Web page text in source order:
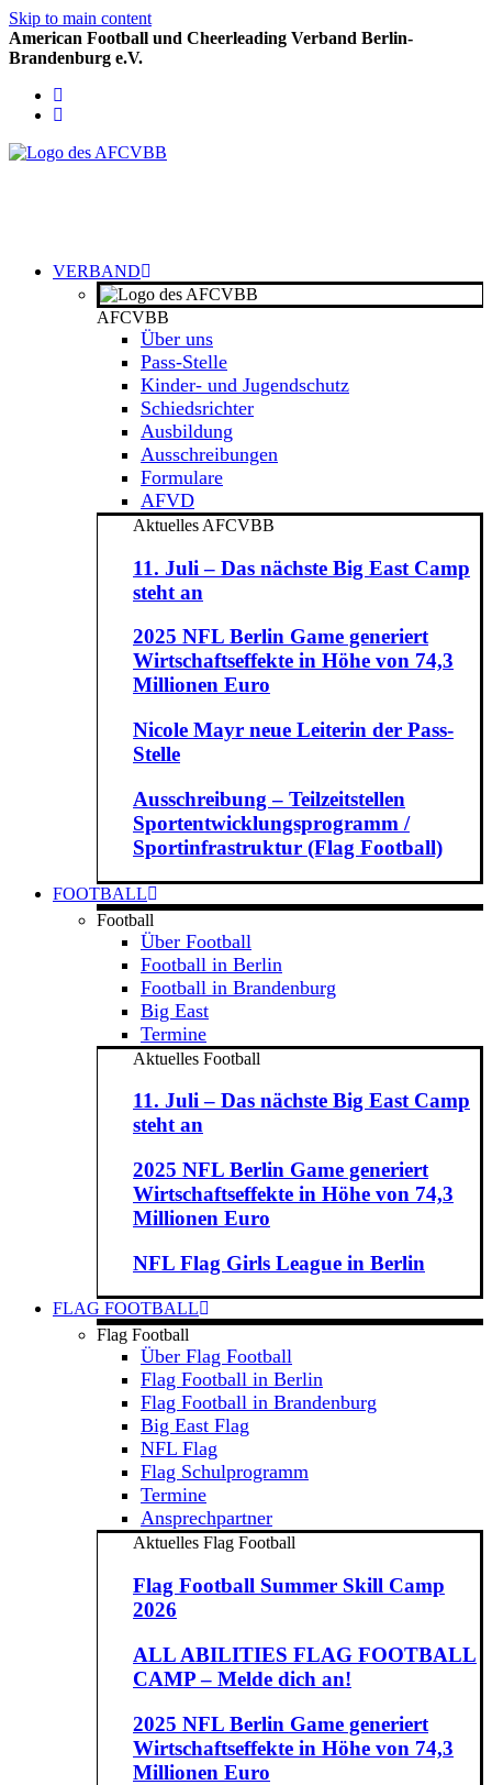
Skip to main content
American Football und Cheerleading Verband Berlin-
Brandenburg e.V.
VERBAND
AFCVBB
Über uns
Pass-Stelle
Kinder- und Jugendschutz
Schiedsrichter
Ausbildung
Ausschreibungen
Formulare
AFVD
Aktuelles AFCVBB
11. Juli – Das nächste Big East Camp
steht an
2025 NFL Berlin Game generiert
Wirtschaftseffekte in Höhe von 74,3
Millionen Euro
Nicole Mayr neue Leiterin der Pass-
Stelle
Ausschreibung – Teilzeitstellen
Sportentwicklungsprogramm /
Sportinfrastruktur (Flag Football)
FOOTBALL
Football
Über Football
Football in Berlin
Football in Brandenburg
Big East
Termine
Aktuelles Football
11. Juli – Das nächste Big East Camp
steht an
2025 NFL Berlin Game generiert
Wirtschaftseffekte in Höhe von 74,3
Millionen Euro
NFL Flag Girls League in Berlin
FLAG FOOTBALL
Flag Football
Über Flag Football
Flag Football in Berlin
Flag Football in Brandenburg
Big East Flag
NFL Flag
Flag Schulprogramm
Termine
Ansprechpartner
Aktuelles Flag Football
Flag Football Summer Skill Camp
2026
ALL ABILITIES FLAG FOOTBALL
CAMP – Melde dich an!
2025 NFL Berlin Game generiert
Wirtschaftseffekte in Höhe von 74,3
Millionen Euro